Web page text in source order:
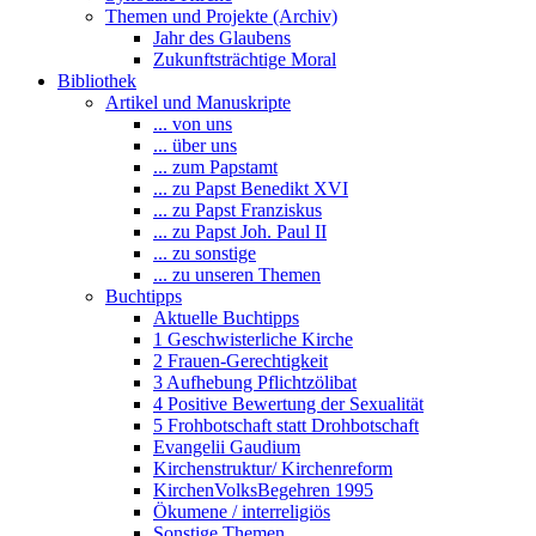
Themen und Projekte (Archiv)
Jahr des Glaubens
Zukunftsträchtige Moral
Bibliothek
Artikel und Manuskripte
... von uns
... über uns
... zum Papstamt
... zu Papst Benedikt XVI
... zu Papst Franziskus
... zu Papst Joh. Paul II
... zu sonstige
... zu unseren Themen
Buchtipps
Aktuelle Buchtipps
1 Geschwisterliche Kirche
2 Frauen-Gerechtigkeit
3 Aufhebung Pflichtzölibat
4 Positive Bewertung der Sexualität
5 Frohbotschaft statt Drohbotschaft
Evangelii Gaudium
Kirchenstruktur/ Kirchenreform
KirchenVolksBegehren 1995
Ökumene / interreligiös